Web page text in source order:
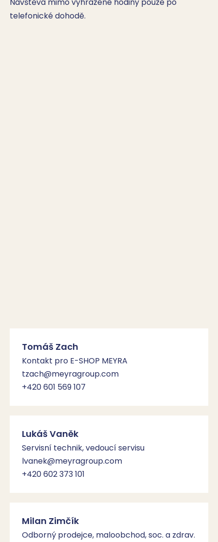
telefonické dohodě.
Tomáš Zach
Kontakt pro E-SHOP MEYRA
tzach@meyragroup.com
+420 601 569 107
Lukáš Vaněk
Servisní technik, vedoucí servisu
lvanek@meyragroup.com
+420 602 373 101
Milan Zimčík
Odborný prodejce, maloobchod, soc. a zdrav.